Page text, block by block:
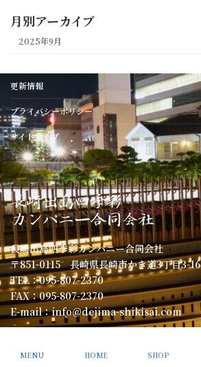
月別アーカイブ
2025年9月
更新情報
プライバシーポリシー
サイトマップ
長崎出島四季彩カンパニー合同会社
〒851-0115 長崎県長崎市かき道3丁目3-16
TEL：095-807-2370
FAX：095-807-2370
E-mail：info@dejima-shikisai.com
MENU HOME SHOP